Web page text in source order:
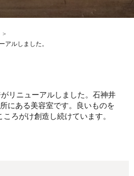
アルしました。
リニューアルしました。石神井
にある美容室です。良いものを
ろがけ創造し続けています。